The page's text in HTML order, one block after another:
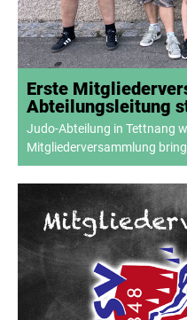
Erste
Abteilungsleitung
Judo-Abteilung in Tettnang
Mitgliederversammlung